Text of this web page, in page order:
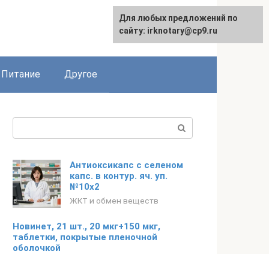
Питание Другое
Антиоксикапс с селеном
капс. в контур. яч. уп.
№10х2
ЖКТ и обмен веществ
Новинет, 21 шт., 20 мкг+150 мкг,
таблетки, покрытые пленочной
оболочкой
Для любых предложений по
сайту: irknotary@cp9.ru